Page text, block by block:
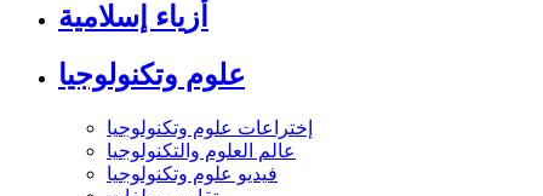
أزياء إسلامية
علوم وتكنولوجيا
إختراعات علوم وتكنولوجيا
عالم العلوم والتكنولوجيا
فيديو علوم وتكنولوجيا